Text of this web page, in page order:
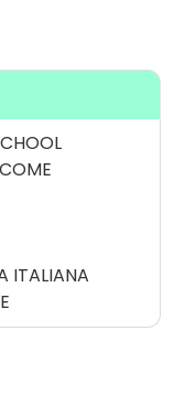
la sua più
bellissima
Europe sia con
, ma anche a
viaggiato e
in viaggio .
guida perfetta
!
ITALIANA